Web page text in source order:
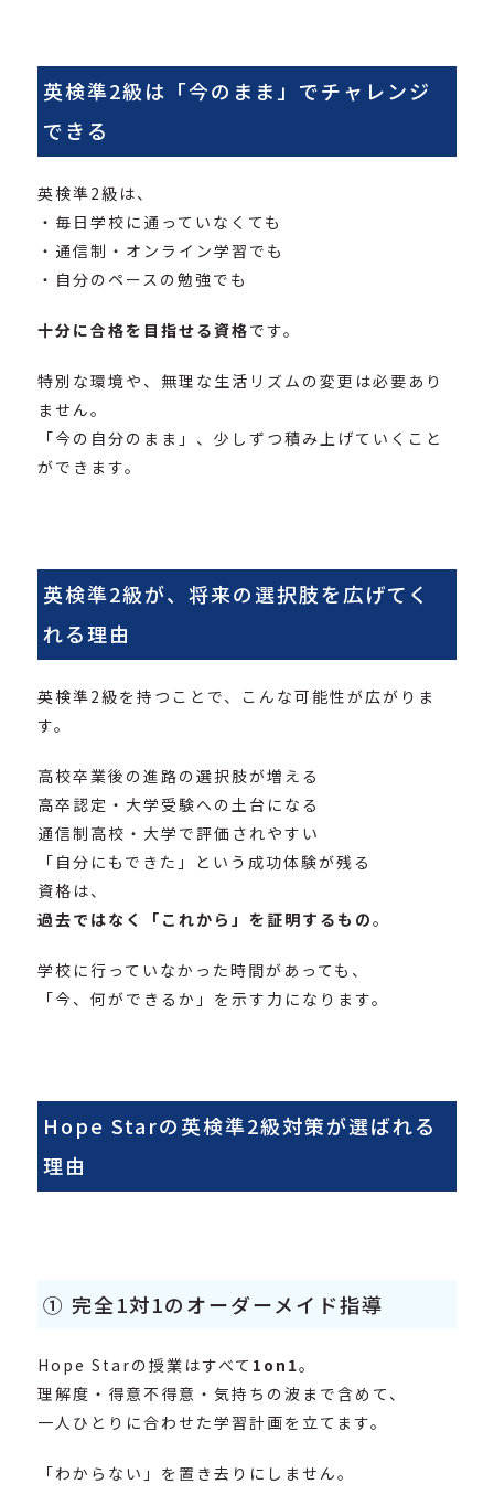
英検準2級は「今のまま」でチャレンジ
できる
英検準2級は、
・毎日学校に通っていなくても
・通信制・オンライン学習でも
・自分のペースの勉強でも
十分に合格を目指せる資格です。
特別な環境や、無理な生活リズムの変更は必要あり
ません。
「今の自分のまま」、少しずつ積み上げていくこと
ができます。
英検準2級が、将来の選択肢を広げてく
れる理由
英検準2級を持つことで、こんな可能性が広がりま
す。
高校卒業後の進路の選択肢が増える
高卒認定・大学受験への土台になる
通信制高校・大学で評価されやすい
「自分にもできた」という成功体験が残る
資格は、
過去ではなく「これから」を証明するもの。
学校に行っていなかった時間があっても、
「今、何ができるか」を示す力になります。
Hope Starの英検準2級対策が選ばれる
理由
① 完全1対1のオーダーメイド指導
Hope Starの授業はすべて 1on1。
理解度・得意不得意・気持ちの波まで含めて、
一人ひとりに合わせた学習計画を立てます。
「わからない」を置き去りにしません。